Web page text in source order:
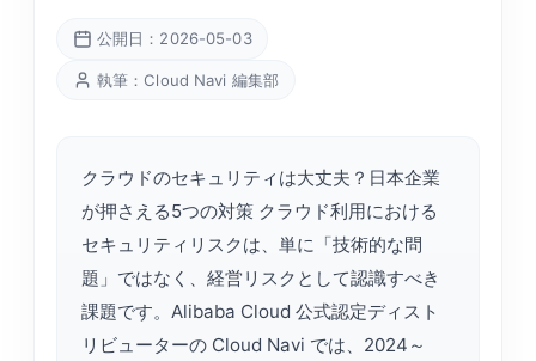
公開日：2026-05-03
執筆：Cloud Navi 編集部
クラウドのセキュリティは大丈夫？日本企業
が押さえる5つの対策 クラウド利用における
セキュリティリスクは、単に「技術的な問
題」ではなく、経営リスクとして認識すべき
課題です。Alibaba Cloud 公式認定ディスト
リビューターの Cloud Navi では、2024～